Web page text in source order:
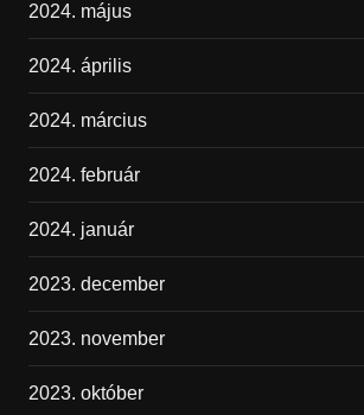
2024. május
2024. április
2024. március
2024. február
2024. január
2023. december
2023. november
2023. október